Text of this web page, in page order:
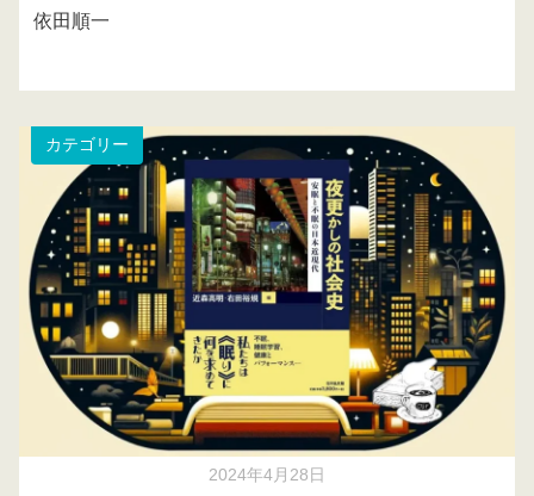
依田順一
カテゴリー
2024年4月28日